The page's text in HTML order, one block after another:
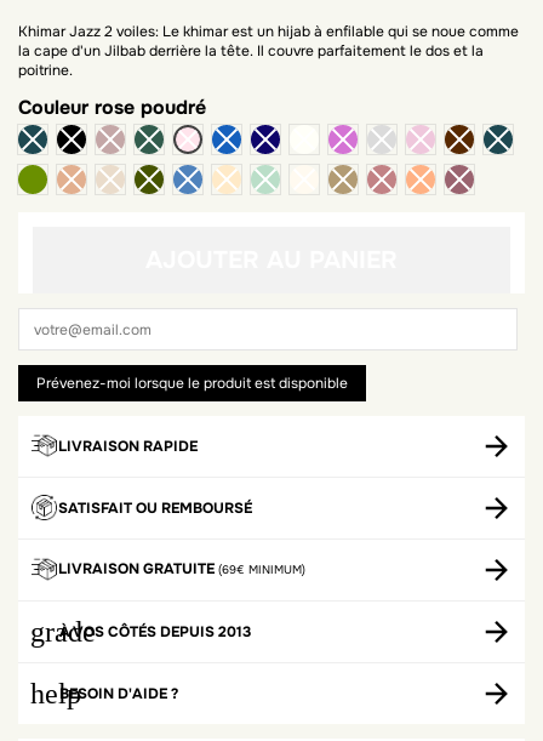
Khimar Jazz 2 voiles: Le khimar est un hijab à enfilable qui se noue comme
la cape d'un Jilbab derrière la tête. Il couvre parfaitement le dos et la
poitrine.
Couleurrose poudré
kaki clair
LIVRAISON RAPIDE
SATISFAIT OU REMBOURSÉ
LIVRAISON GRATUITE (69€ MINIMUM)
grade
À VOS CÔTÉS DEPUIS 2013
helpBESOIN D'AIDE ?